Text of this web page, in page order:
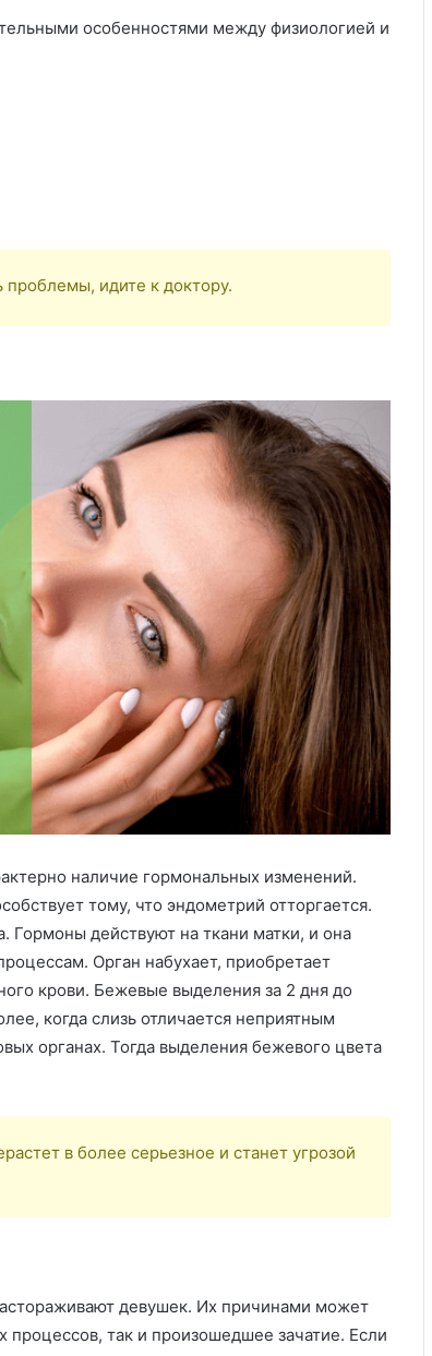
особенностями между физиологией и
идите к доктору.
наличие гормональных изменений.
тому, что эндометрий отторгается.
Гормоны действуют на ткани матки, и она
Орган набухает, приобретает
крови. Бежевые выделения за 2 дня до
когда слизь отличается неприятным
органах. Тогда выделения бежевого цвета
в более серьезное и станет угрозой
девушек. Их причинами может
так и произошедшее зачатие. Если